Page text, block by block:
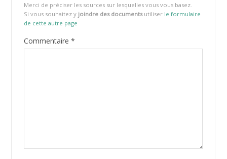
Merci de préciser les sources sur lesquelles vous vous basez.
Si vous souhaitez y joindre des documentsutiliser le formulaire
de cette autre page
Commentaire *